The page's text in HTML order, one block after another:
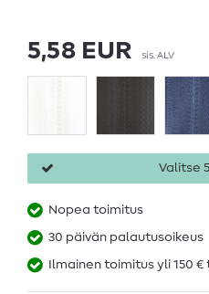
5,58 EUR sis. ALV
Valitse
Nopea toimitus
30 päivän palautusoikeus
Ilmainen toimitus yli 150